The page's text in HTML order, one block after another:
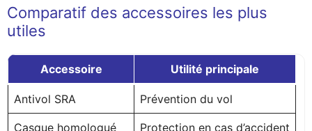
Comparatif des accessoires les plus
utiles
Accessoire Utilité principale
Antivol SRA Prévention du vol
Casque homologué Protection en cas d’accident